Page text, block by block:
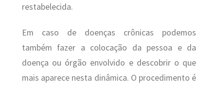
restabelecida.
Em caso de doenças crônicas podemos
também fazer a colocação da pessoa e da
doença ou órgão envolvido e descobrir o que
mais aparece nesta dinâmica. O procedimento é